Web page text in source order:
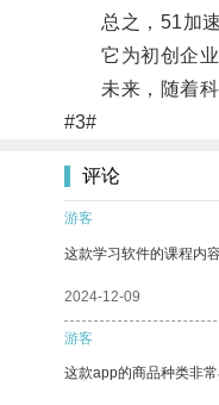
总之，51加速
它为初创企业
未来，随着科
#3#
评论
游客
这款学习软件的课程内
2024-12-09
游客
这款app的商品种类非